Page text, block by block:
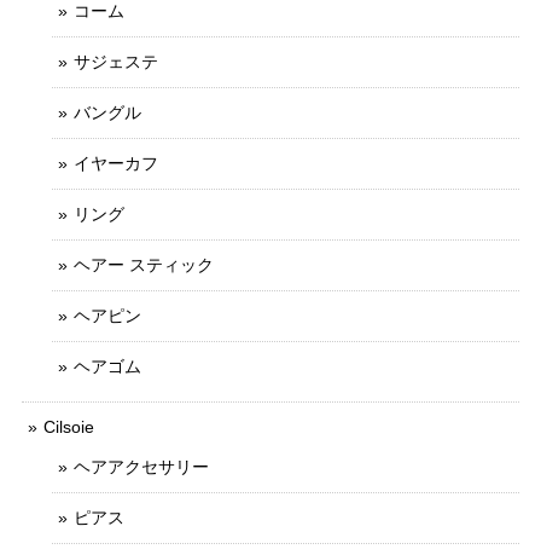
コーム
サジェステ
バングル
イヤーカフ
リング
ヘアー スティック
ヘアピン
ヘアゴム
Cilsoie
ヘアアクセサリー
ピアス